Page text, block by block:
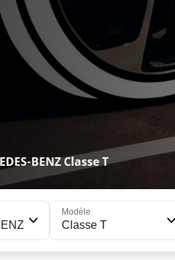
BENZ Classe T
Modèle
Classe T